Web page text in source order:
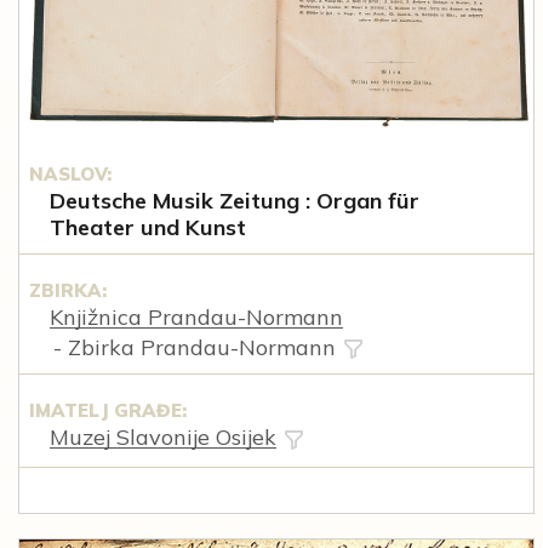
NASLOV:
Deutsche Musik Zeitung : Organ für
Theater und Kunst
ZBIRKA:
Knjižnica Prandau-Normann
- Zbirka Prandau-Normann
IMATELJ GRAĐE:
Muzej Slavonije Osijek